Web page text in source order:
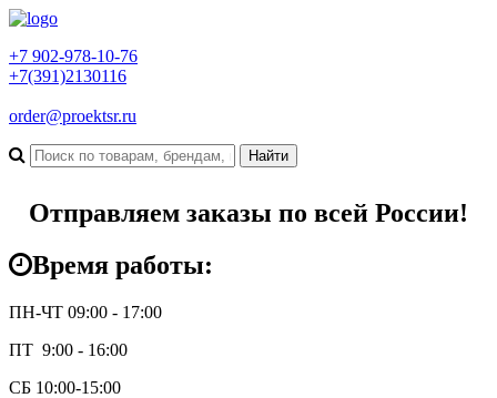
+7 902-978-10-76
+7(391)2130116
order@proektsr.ru
Отправляем заказы по всей России!
Время работы:
ПН-ЧТ 09:00 - 17:00
ПТ 9:00 - 16:00
СБ 10:00-15:00